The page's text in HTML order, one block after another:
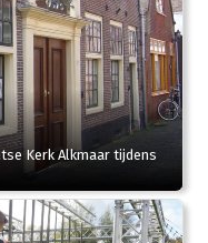
Kerk Alkmaar tijdens